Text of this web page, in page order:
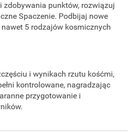
zdobywania punktów, rozwiązuj
Spaczenie. Podbijaj nowe
5 rodzajów kosmicznych
i wynikach rzutu kośćmi,
kontrolowane, nagradzając
przygotowanie i